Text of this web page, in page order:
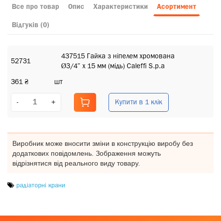
Все про товар Опис Характеристики Асортимент
Відгуків (0)
52731
437515 Гайка з ніпелем хромована
Ø3/4″ х 15 мм (мідь) Caleffi S.p.a
361 ₴ шт
- + Купити в 1 клік
Виробник може вносити зміни в конструкцію виробу без
додаткових повідомлень. Зображення можуть
відрізнятися від реального виду товару.
радіаторні крани